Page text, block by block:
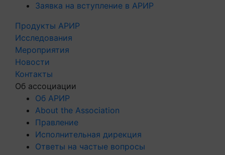
Заявка на вступление в АРИР
Продукты АРИР
Исследования
Мероприятия
Новости
Контакты
Об ассоциации
Об АРИР
About the Association
Правление
Исполнительная дирекция
Ответы на частые вопросы